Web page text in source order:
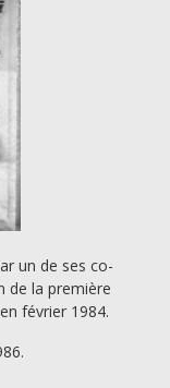
un de ses co-
de la première
février 1984.